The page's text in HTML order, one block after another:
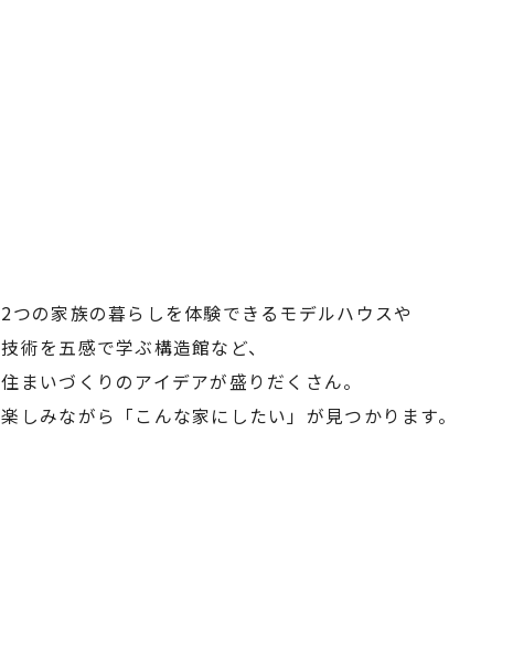
2つの家族の暮らしを体験できるモデルハウスや
技術を五感で学ぶ構造館など、
住まいづくりのアイデアが盛りだくさん。
楽しみながら「こんな家にしたい」が見つかります。